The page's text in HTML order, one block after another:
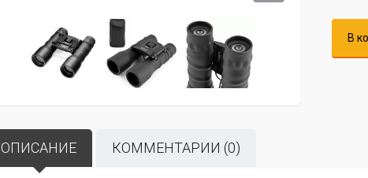
В
ОПИСАНИЕ КОММЕНТАРИИ (0)